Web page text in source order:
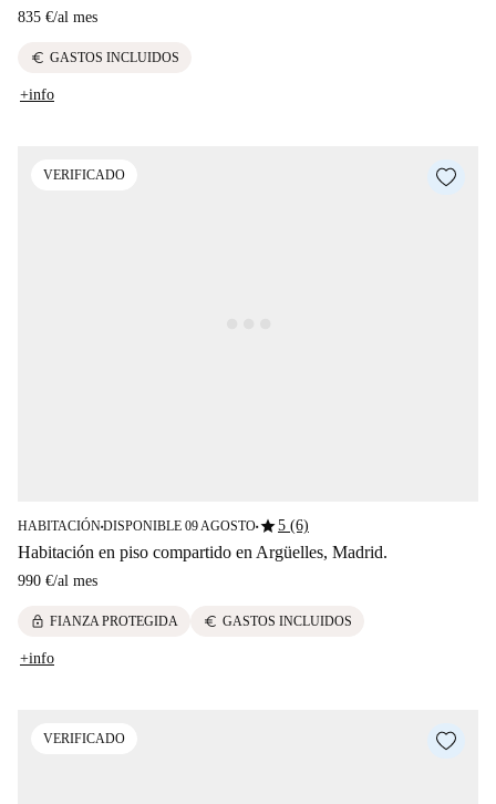
835 €/al mes
euro GASTOS INCLUIDOS
+info
VERIFICADO
HABITACIÓN■DISPONIBLE 09 AGOSTO■star5 (6)
Habitación en piso compartido en Argüelles, Madrid.
990 €/al mes
lock FIANZA PROTEGIDA euro GASTOS INCLUIDOS
+info
VERIFICADO